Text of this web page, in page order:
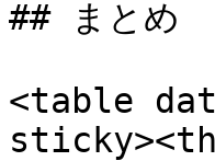
## まとめ
<table